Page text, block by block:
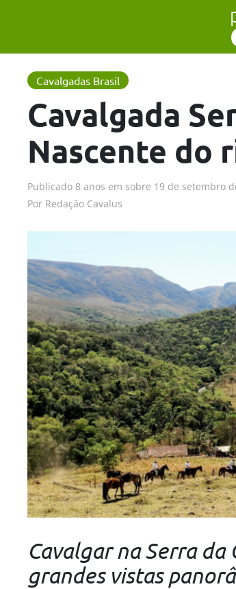
Cavalgadas Brasil
Cavalgada
Nascente do
Publicado 8 anos em sobre 19 de setembro
Por Redação Cavalus
Cavalgar na Serra
grandes vistas